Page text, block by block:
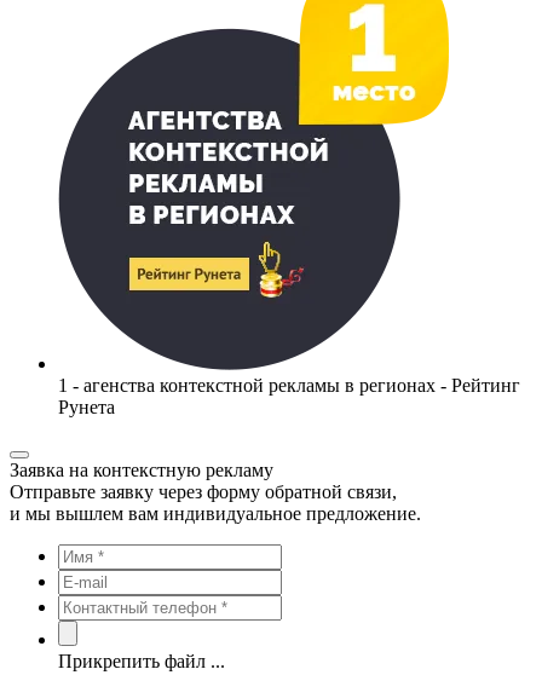
1 - агенства контекстной рекламы в регионах - Рейтинг
Рунета
Заявка на контекстную рекламу
Отправьте заявку через форму обратной связи,
и мы вышлем вам индивидуальное предложение.
Прикрепить файл ...